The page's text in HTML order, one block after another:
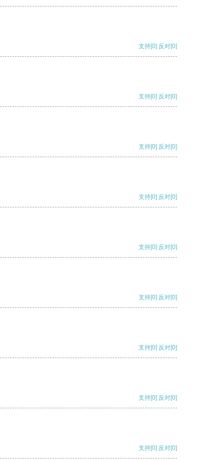
支持[0] 反对[0]
支持[0] 反对[0]
支持[0] 反对[0]
支持[0] 反对[0]
支持[0] 反对[0]
支持[0] 反对[0]
支持[0] 反对[0]
支持[0] 反对[0]
支持[0] 反对[0]